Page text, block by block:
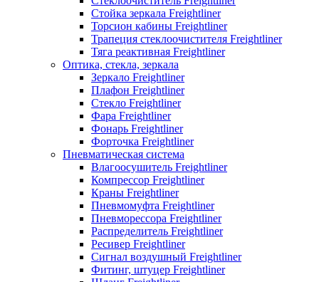
Стойка зеркала Freightliner
Торсион кабины Freightliner
Трапеция стеклоочистителя Freightliner
Тяга реактивная Freightliner
Оптика, стекла, зеркала
Зеркало Freightliner
Плафон Freightliner
Стекло Freightliner
Фара Freightliner
Фонарь Freightliner
Форточка Freightliner
Пневматическая система
Влагоосушитель Freightliner
Компрессор Freightliner
Краны Freightliner
Пневмомуфта Freightliner
Пневморессора Freightliner
Распределитель Freightliner
Ресивер Freightliner
Сигнал воздушный Freightliner
Фитинг, штуцер Freightliner